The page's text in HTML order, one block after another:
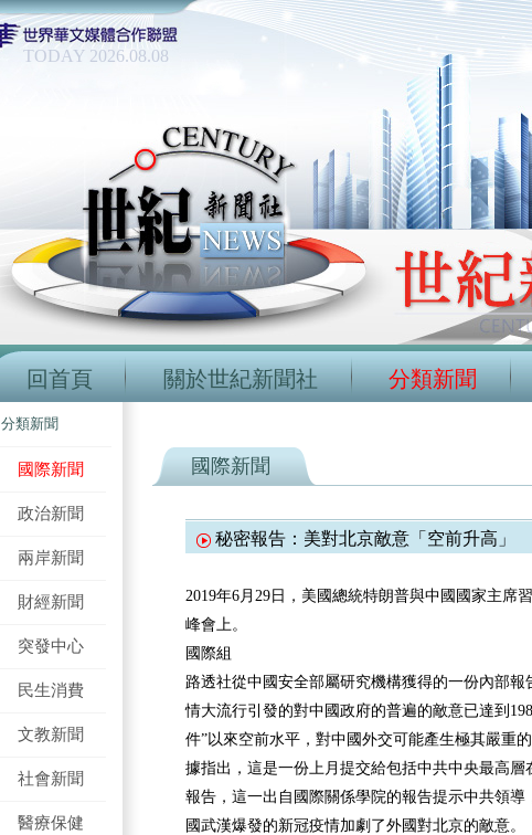
TODAY 2026.08.08
回首頁 關於世紀新聞社 分類新聞
分類新聞
國際新聞
政治新聞
兩岸新聞
財經新聞
突發中心
民生消費
文教新聞
社會新聞
醫療保健
國際新聞
秘密報告：美對北京敵意「空前升高」
2019年6月29日，美國總統特朗普與中國國家主席
峰會上。
國際組
路透社從中國安全部屬研究機構獲得的一份內部報
情大流行引發的對中國政府的普遍的敵意已達到
件”以來空前水平，對中國外交可能產生極其嚴重的
據指出，這是一份上月提交給包括中共中央最高層
報告，這一出自國際關係學院的報告提示中共領導
國武漢爆發的新冠疫情加劇了外國對北京的敵意。